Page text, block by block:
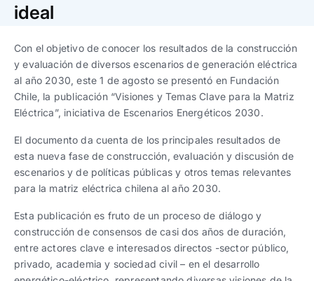
Trabaja con nosotros
Ver todo
Español|English
Ver todas
Español English
Ver todas
Español English
progresivos de gestión
Ver todos
Español|English
Español|English
Español|English
ideal
Con el objetivo de conocer los resultados de la construcción
y evaluación de diversos escenarios de generación eléctrica
al año 2030, este 1 de agosto se presentó en Fundación
Chile, la publicación “Visiones y Temas Clave para la Matriz
Eléctrica”, iniciativa de Escenarios Energéticos 2030.
El documento da cuenta de los principales resultados de
esta nueva fase de construcción, evaluación y discusión de
escenarios y de políticas públicas y otros temas relevantes
para la matriz eléctrica chilena al año 2030.
Esta publicación es fruto de un proceso de diálogo y
construcción de consensos de casi dos años de duración,
entre actores clave e interesados directos -sector público,
privado, academia y sociedad civil – en el desarrollo